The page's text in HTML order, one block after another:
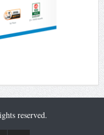
reserved.